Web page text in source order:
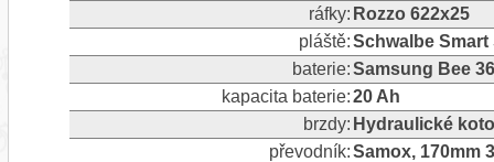
ráfky: Rozzo 622x25
pláště:Schwalbe Smart
baterie:Samsung Bee
kapacita baterie:20 Ah
brzdy: Hydraulické
převodník:Samox, 170mm